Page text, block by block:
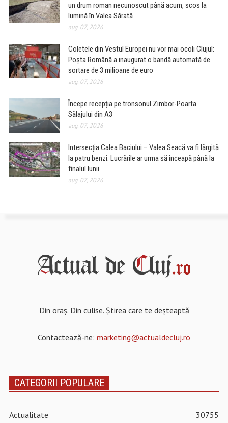
un drum roman necunoscut până acum, scos la
lumină în Valea Sărată
aug. 07, 2026
Coletele din Vestul Europei nu vor mai ocoli Clujul:
Poșta Română a inaugurat o bandă automată de
sortare de 3 milioane de euro
aug. 07, 2026
Începe recepția pe tronsonul Zimbor-Poarta
Sălajului din A3
aug. 07, 2026
Intersecția Calea Baciului – Valea Seacă va fi lărgită
la patru benzi. Lucrările ar urma să înceapă până la
finalul lunii
aug. 07, 2026
Din oraș. Din culise. Știrea care te deșteaptă
Contactează-ne: marketing@actualdecluj.ro
CATEGORII POPULARE
Actualitate 30755